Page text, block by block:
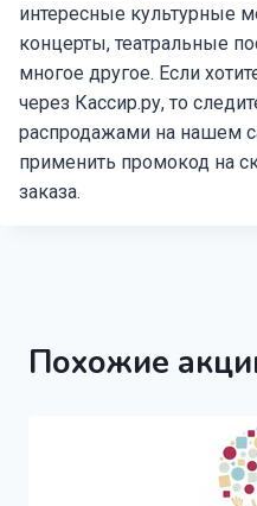
интересные культурные
концерты, театральные
многое другое. Если
через Кассир.ру, то
распродажами на нашем
применить промокод на
заказа.
Похожие